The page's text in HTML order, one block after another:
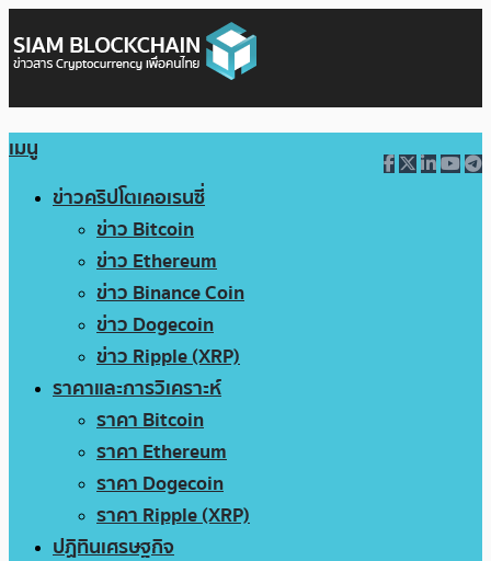
เมนู
ข่าวคริปโตเคอเรนซี่
ข่าว Bitcoin
ข่าว Ethereum
ข่าว Binance Coin
ข่าว Dogecoin
ข่าว Ripple (XRP)
ราคาและการวิเคราะห์
ราคา Bitcoin
ราคา Ethereum
ราคา Dogecoin
ราคา Ripple (XRP)
ปฏิทินเศรษฐกิจ